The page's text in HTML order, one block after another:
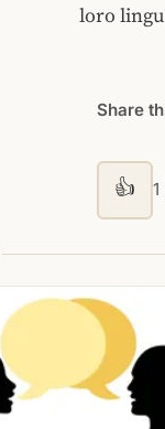
loro
Share
👍